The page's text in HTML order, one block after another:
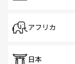
アフリカ
日本